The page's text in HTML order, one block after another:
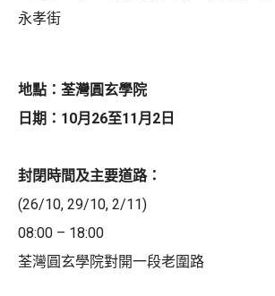
永孝街
地點：荃灣圓玄學院
日期：10月26至11月2日
封閉時間及主要道路：
(26/10, 29/10, 2/11)
08:00 – 18:00
荃灣圓玄學院對開一段老圍路